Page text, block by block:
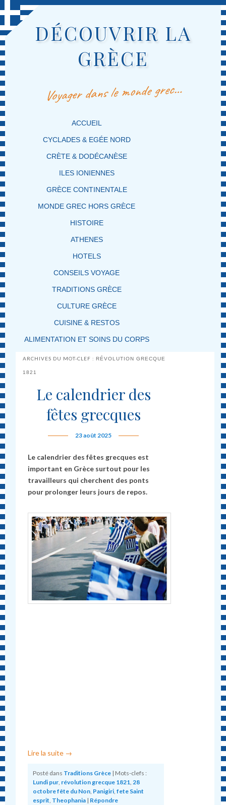
DÉCOUVRIR LA
GRÈCE
Voyager dans le monde grec…
MENU PRINCIPAL
MASQUER LA NAVIGATION PRINCIPALE
MASQUER LA NAVIGATION SECONDAIRE
ACCUEIL
CYCLADES & EGÉE NORD
CRÈTE & DODÉCANÈSE
ILES IONIENNES
GRÈCE CONTINENTALE
MONDE GREC HORS GRÈCE
HISTOIRE
ATHENES
HOTELS
CONSEILS VOYAGE
TRADITIONS GRÈCE
CULTURE GRÈCE
CUISINE & RESTOS
ALIMENTATION ET SOINS DU CORPS
ARCHIVES DU MOT-CLEF :RÉVOLUTION GRECQUE
1821
Le calendrier des
fêtes grecques
23 août 2025
Le calendrier des fêtes grecques est
important en Grèce surtout pour les
travailleurs qui cherchent des ponts
pour prolonger leurs jours de repos.
Lire la suite →
Posté dans Traditions Grèce | Mots-clefs :
Lundi pur, révolution grecque 1821,28
octobre fête du Non, Panigiri,fete Saint
esprit, Theophania | Répondre